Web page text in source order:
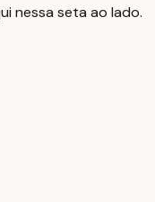
nessa seta ao lado.